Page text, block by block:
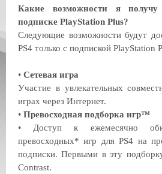
Какие возможности я
подписке PlayStation Plus?
Следующие возможности будут
PS4 только с подпиской PlayStation
• Сетевая игра
Участие в увлекательных
играх через Интернет.
• Превосходная подборка игр™
•
Доступ к ежемесячно
превосходных* игр для PS4 на
подписки. Первыми в эту
Contrast.